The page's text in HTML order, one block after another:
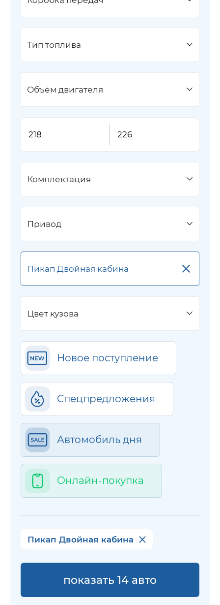
Тип топлива
Объём двигателя
Комплектация
Привод
×
Пикап Двойная кабина
Цвет кузова
Новое поступление
Спецпредложения
Автомобиль дня
Онлайн-покупка
Пикап Двойная кабина
показать 14 авто